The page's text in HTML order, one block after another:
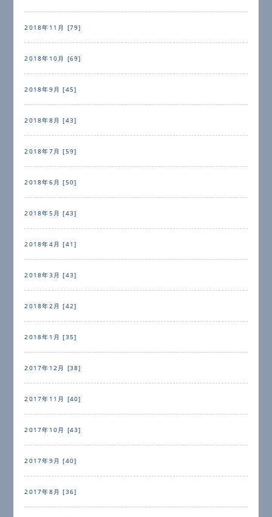
2018年11月 [79]
2018年10月 [69]
2018年9月 [45]
2018年8月 [43]
2018年7月 [59]
2018年6月 [50]
2018年5月 [43]
2018年4月 [41]
2018年3月 [43]
2018年2月 [42]
2018年1月 [35]
2017年12月 [38]
2017年11月 [40]
2017年10月 [43]
2017年9月 [40]
2017年8月 [36]